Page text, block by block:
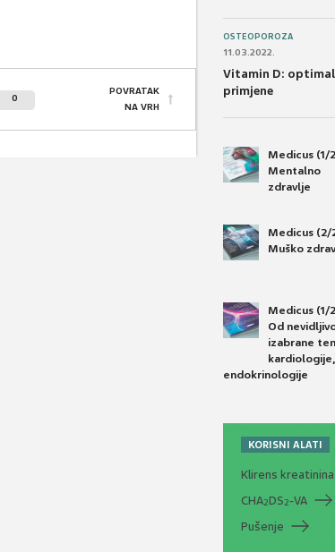
0
POVRATAK
NA VRH
OSTEOPOROZA
11.03.2022.
Vitamin D:
primjene
Medicus (1/
Mentalno
zdravlje
Medicus (2/
Muško
Medicus (1/
Od
izabrane
endokrinologije
KORISNI ALATI
Klirens kreatinina
CHA2DS2-VA
Pušenje